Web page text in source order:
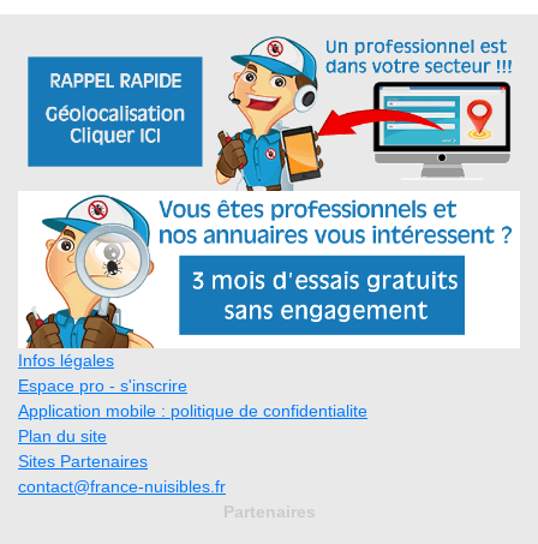
Infos légales
Espace pro - s'inscrire
Application mobile : politique de confidentialite
Plan du site
Sites Partenaires
contact@france-nuisibles.fr
Partenaires